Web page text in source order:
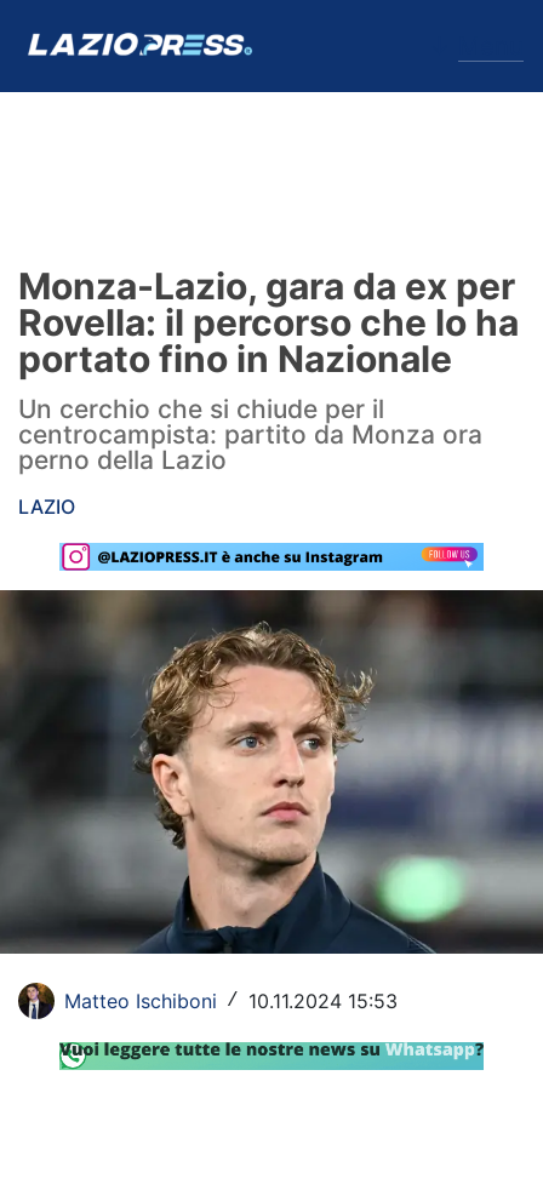
Formello
Infortuni
Primavera
Calciomercato
Lazio Women
Rassegna Lazio
Champions League
Europa League
Altri Sport
Formula 1
Tennis
Vela
Monza-Lazio, gara da ex per
Rovella: il percorso che lo ha
portato fino in Nazionale
Un cerchio che si chiude per il
centrocampista: partito da Monza ora
perno della Lazio
LAZIO
Matteo Ischiboni / 10.11.2024 15:53